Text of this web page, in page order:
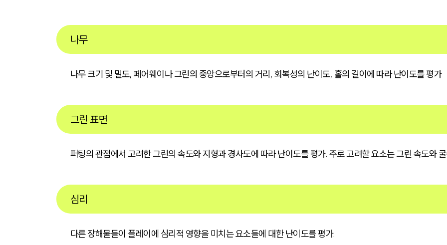
나무
나무 크기 및 밀도, 페어웨이나 그린의 중앙으로부터의 거리, 회복성의 난이도, 홀의 길이에 따라 난이도를 평가
그린 표면
퍼팅의 관점에서 고려한 그린의 속도와 지형과 경사도에 따라 난이도를 평가. 주로 고려할 요소는 그린 속도와
심리
다른 장해물들이 플레이에 심리적 영향을 미치는 요소들에 대한 난이도를 평가.